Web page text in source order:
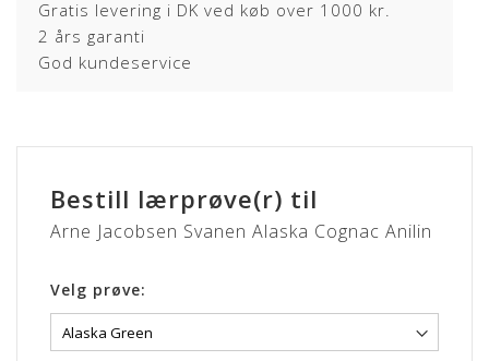
Gratis levering i DK ved køb over 1000 kr.
2 års garanti
God kundeservice
Bestill lærprøve(r) til
Arne Jacobsen Svanen Alaska Cognac Anilin
Velg prøve: